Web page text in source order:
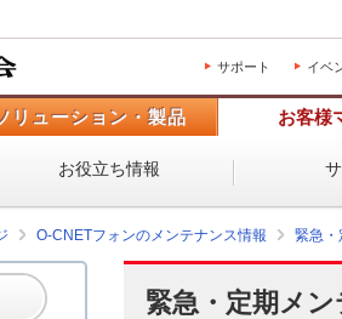
サポート イベ
リューション・製品 お客様
お役立ち情報
O-CNETフォンのメンテナンス情報 緊急・
緊急・定期メ